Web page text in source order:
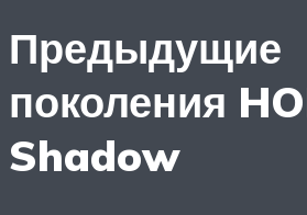
Предыдущие
поколения
Shadow